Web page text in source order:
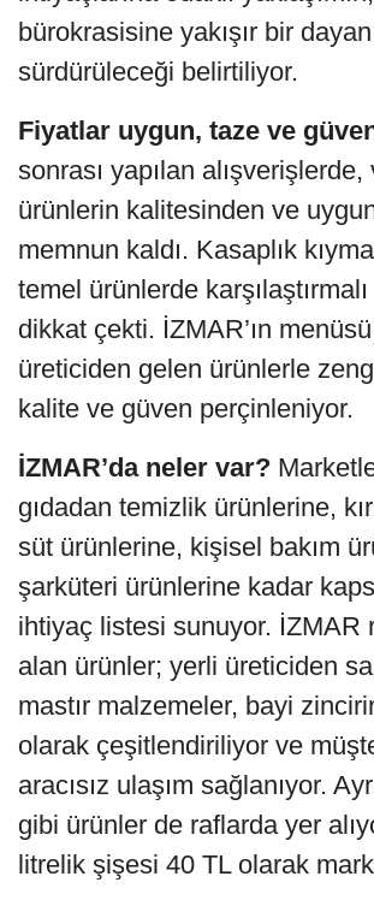
bürokrasisine yakışır bir
sürdürüleceği belirtiliyor.
Fiyatlar uygun, taze ve
sonrası yapılan
ürünlerin kalitesinden ve
memnun kaldı. Kasaplık
temel ürünlerde
dikkat çekti. İZMAR’ın
üreticiden gelen ürünlerle
kalite ve güven perçinleniyor.
İZMAR’da neler var?
gıdadan temizlik ürünlerine,
süt ürünlerine, kişisel bakım
şarküteri ürünlerine kadar
ihtiyaç listesi sunuyor. İZMAR
alan ürünler; yerli üreticiden
mastır malzemeler, bayi
olarak çeşitlendiriliyor ve
aracısız ulaşım sağlanıyor.
gibi ürünler de raflarda yer
litrelik şişesi 40 TL olarak